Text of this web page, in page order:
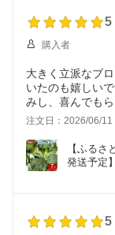
5
購入者
大きく立派なブ
いたのも嬉しい
みし、喜んでもら
注文日：2026/06/11
【ふるさ
発送予定
5